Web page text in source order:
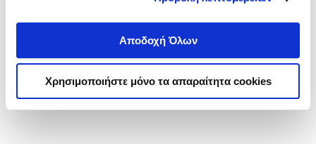
Αποδοχή Όλων
Χρησιμοποιήστε μόνο τα απαραίτητα cookies